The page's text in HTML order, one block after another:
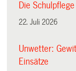
Die
22. Juli 2026
Unwetter:
Einsätze